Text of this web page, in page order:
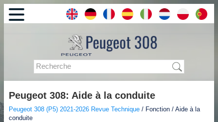
Peugeot 308: Aide à la conduite
Peugeot 308 (P5) 2021-2026 Revue Technique / Fonction / Aide à la
conduite